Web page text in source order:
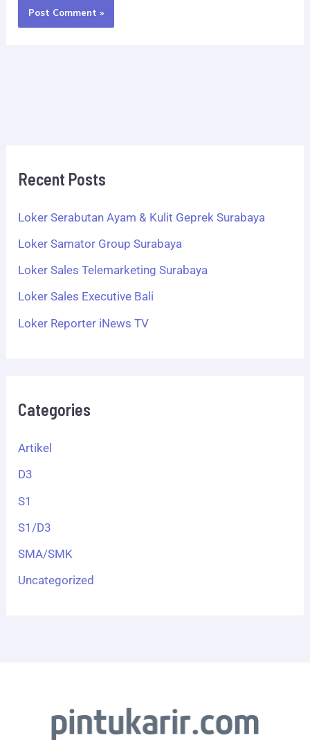
Recent Posts
Loker Serabutan Ayam & Kulit Geprek Surabaya
Loker Samator Group Surabaya
Loker Sales Telemarketing Surabaya
Loker Sales Executive Bali
Loker Reporter iNews TV
Categories
Artikel
D3
S1
S1/D3
SMA/SMK
Uncategorized